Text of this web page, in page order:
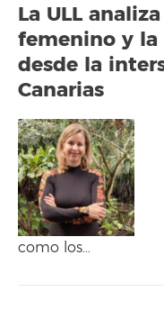
La ULL
femenino y la
desde la
Canarias
como los…